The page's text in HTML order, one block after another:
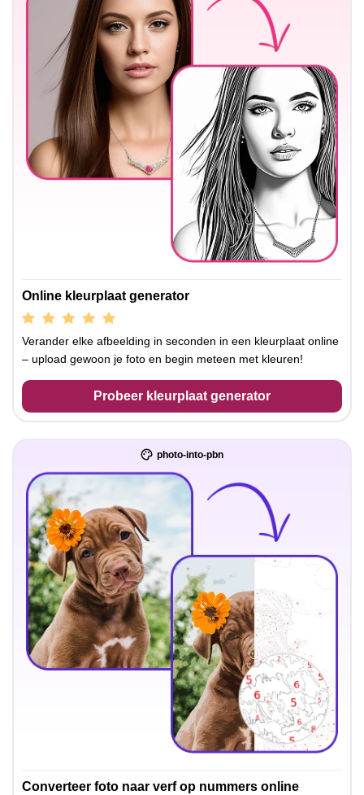
Online kleurplaat generator
Verander elke afbeelding in seconden in een kleurplaat online
– upload gewoon je foto en begin meteen met kleuren!
Probeer kleurplaat generator
photo-into-pbn
Converteer foto naar verf op nummers online